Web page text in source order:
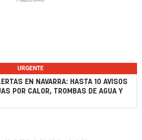
URGENTE
EN NAVARRA: HASTA 10 AVISOS
POR CALOR, TROMBAS DE AGUA Y